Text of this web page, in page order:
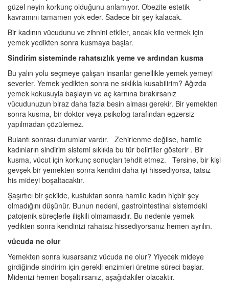
güzel neyin korkunç olduğunu anlamıyor. Obezite estetik
kavramını tamamen yok eder. Sadece bir şey kalacak.
Bir kadının vücudunu ve zihnini etkiler, ancak kilo vermek için
yemek yedikten sonra kusmaya başlar.
Sindirim sisteminde rahatsızlık yeme ve ardından kusma
Bu yalın yolu seçmeye çalışan insanlar genellikle yemek yemeyi
severler. Yemek yedikten sonra ne sıklıkla kusabilirim? Ağızda
yemek kokusuyla başlayın ve aç karnına bırakırsanız
vücudunuzun biraz daha fazla besin alması gerekir. Bir yemekten
sonra kusma, bir doktor veya psikolog tarafından egzersiz
yapılmadan çözülemez.
Bulantı sonrası durumlar vardır. Zehirlenme değilse, hamile
kadınların sindirim sistemi sıklıkla bu tür belirtiler gösterir . Bir
kusma, vücut için korkunç sonuçları tehdit etmez. Tersine, bir kişi
gevşek bir yemekten sonra kendini daha iyi hissediyorsa, tatsız
his mideyi boşaltacaktır.
Şaşırtıcı bir şekilde, kustuktan sonra hamile kadın hiçbir şey
olmadığını düşünür. Bunun nedeni, gastrointestinal sistemdeki
patojenik süreçlerle ilişkili olmamasıdır. Bu nedenle yemek
yedikten sonra kendinizi rahatsız hissediyorsanız hemen ayrılın.
vücuda ne olur
Yemekten sonra kusarsanız vücuda ne olur? Yiyecek mideye
girdiğinde sindirim için gerekli enzimleri üretme süreci başlar.
Midenizi hemen boşaltırsanız, aşağıdakiler olacaktır.